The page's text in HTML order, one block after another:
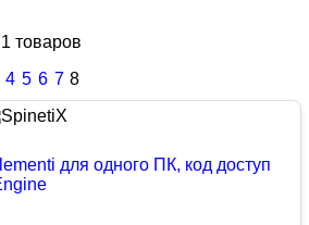
товаров
4 5 6 7 8
для одного ПК, код доступ